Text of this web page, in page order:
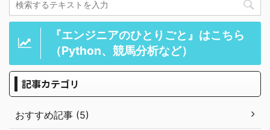
『エンジニアのひとりごと』はこちら
（Python、競馬分析など）
記事カテゴリ
おすすめ記事 (5)